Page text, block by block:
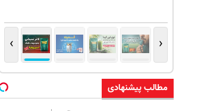
‹
›
مطالب پیشنهادی